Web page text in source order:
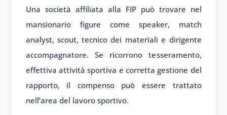
Una società affiliata alla FIP può trovare nel
mansionario figure come speaker, match
analyst, scout, tecnico dei materiali e dirigente
accompagnatore. Se ricorrono tesseramento,
effettiva attività sportiva e corretta gestione del
rapporto, il compenso può essere trattato
nell’area del lavoro sportivo.